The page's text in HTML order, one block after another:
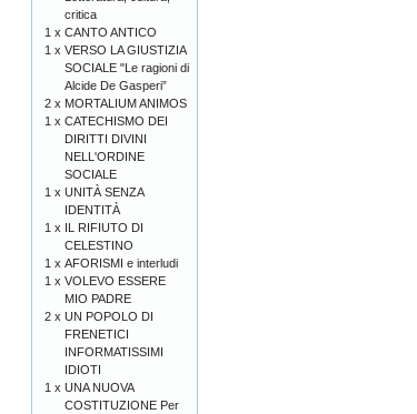
critica
1 x CANTO ANTICO
1 x VERSO LA GIUSTIZIA
SOCIALE "Le ragioni di
Alcide De Gasperi”
2 x MORTALIUM ANIMOS
1 x CATECHISMO DEI
DIRITTI DIVINI
NELL'ORDINE
SOCIALE
1 x UNITÀ SENZA
IDENTITÀ
1 x IL RIFIUTO DI
CELESTINO
1 x AFORISMI e interludi
1 x VOLEVO ESSERE
MIO PADRE
2 x UN POPOLO DI
FRENETICI
INFORMATISSIMI
IDIOTI
1 x UNA NUOVA
COSTITUZIONE Per